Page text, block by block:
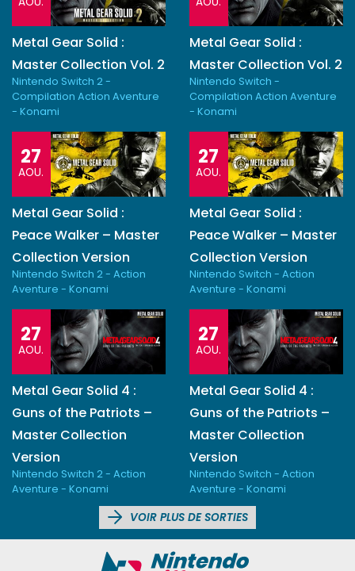
Metal Gear Solid :
Master Collection Vol. 2
Nintendo Switch 2 -
Compilation Action Aventure
- Konami
Metal Gear Solid :
Master Collection Vol. 2
Nintendo Switch -
Compilation Action Aventure
- Konami
27
AOU.
Metal Gear Solid :
Peace Walker – Master
Collection Version
Nintendo Switch 2 - Action
Aventure - Konami
27
AOU.
Metal Gear Solid :
Peace Walker – Master
Collection Version
Nintendo Switch - Action
Aventure - Konami
27
AOU.
Metal Gear Solid 4 :
Guns of the Patriots –
Master Collection
Version
Nintendo Switch 2 - Action
Aventure - Konami
27
AOU.
Metal Gear Solid 4 :
Guns of the Patriots –
Master Collection
Version
Nintendo Switch - Action
Aventure - Konami
VOIR PLUS DE SORTIES